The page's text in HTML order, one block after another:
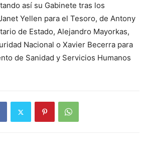
así su Gabinete tras los
Yellen para el Tesoro, de Antony
de Estado, Alejandro Mayorkas,
Nacional o Xavier Becerra para
de Sanidad y Servicios Humanos